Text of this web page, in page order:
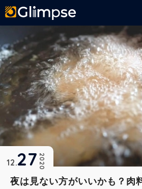
夜は見ない方がいいかも？肉
2020
12 27